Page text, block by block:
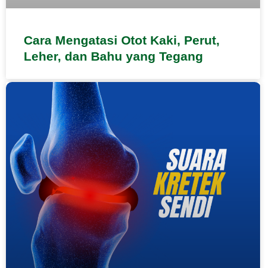
Cara Mengatasi Otot Kaki, Perut,
Leher, dan Bahu yang Tegang